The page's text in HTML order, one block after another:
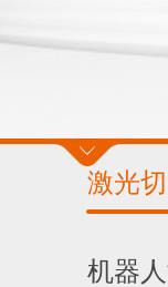
激光
机器